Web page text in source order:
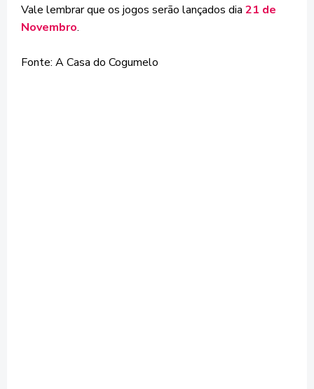
Vale lembrar que os jogos serão lançados dia 21 de
Novembro.
Fonte: A Casa do Cogumelo